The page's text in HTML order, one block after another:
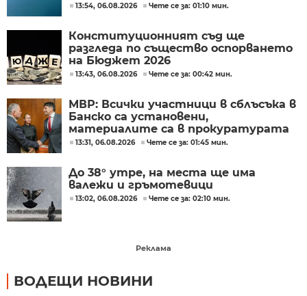
13:54, 06.08.2026 Чете се за: 01:10 мин.
Конституционният съд ще
разгледа по същество оспорването
на Бюджет 2026
13:43, 06.08.2026 Чете се за: 00:42 мин.
МВР: Всички участници в сблъсъка в
Банско са установени,
материалите са в прокуратурата
13:31, 06.08.2026 Чете се за: 01:45 мин.
До 38° утре, на места ще има
валежи и гръмотевици
13:02, 06.08.2026 Чете се за: 02:10 мин.
Реклама
ВОДЕЩИ НОВИНИ